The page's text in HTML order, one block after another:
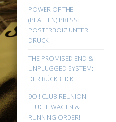
POWER OF THE
(PLATTEN) PRESS:
POSTERBOIZ UNTER
DRUCK!
THE PROMISED END &
UNPLUGGED SYSTEM:
DER RÜCKBLICK!
9Oi! CLUB REUNION:
FLUCHTWAGEN &
RUNNING ORDER!